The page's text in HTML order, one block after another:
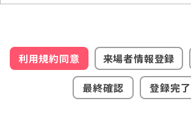
利用規約同意 来場者情報登録
最終確認
登録完了